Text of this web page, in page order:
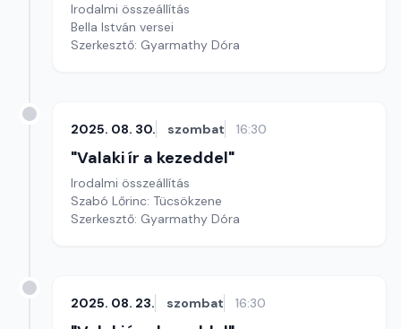
Irodalmi összeállítás
Bella István versei
Szerkesztő: Gyarmathy Dóra
2025. 08. 30. szombat 16:30
"Valaki ír a kezeddel"
Irodalmi összeállítás
Szabó Lőrinc: Tücsökzene
Szerkesztő: Gyarmathy Dóra
2025. 08. 23. szombat 16:30